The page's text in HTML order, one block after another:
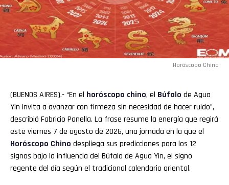
Horóscopo Chino
(BUENOS AIRES).- “En el horóscopo chino, el Búfalo de Agua
Yin invita a avanzar con firmeza sin necesidad de hacer ruido”,
describió Fabricio Panella. La frase resume la energía que regirá
este viernes 7 de agosto de 2026, una jornada en la que el
Horóscopo Chino despliega sus predicciones para los 12
signos bajo la influencia del Búfalo de Agua Yin, el signo
regente del día según el tradicional calendario oriental.